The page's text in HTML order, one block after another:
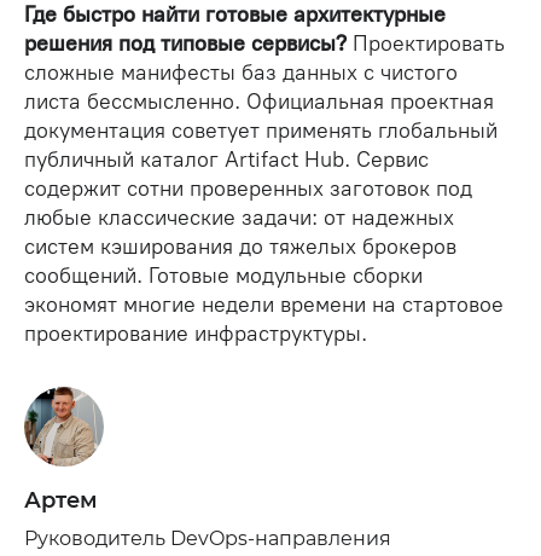
Где быстро найти готовые архитектурные
решения под типовые сервисы? Проектировать
сложные манифесты баз данных с чистого
листа бессмысленно. Официальная проектная
документация советует применять глобальный
публичный каталог Artifact Hub. Сервис
содержит сотни проверенных заготовок под
любые классические задачи: от надежных
систем кэширования до тяжелых брокеров
сообщений. Готовые модульные сборки
экономят многие недели времени на стартовое
проектирование инфраструктуры.
Артем
Руководитель DevOps-направления